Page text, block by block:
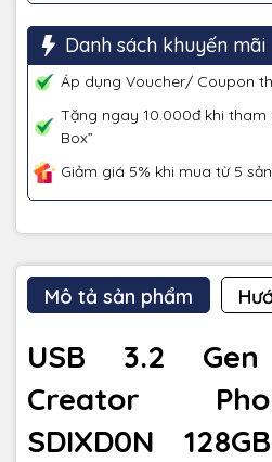
Danh sách khuyến mãi
Áp dụng Voucher/ Coupon
Tặng ngay 10.000đ khi tham
Box”
Giảm giá 5% khi mua từ 5
Mô tả sản phẩm
USB 3.2
Creator
SDIXD0N